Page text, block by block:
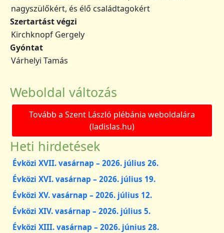
nagyszülőkért, és élő családtagokért
Szertartást végzi
Kirchknopf Gergely
Gyóntat
Várhelyi Tamás
Weboldal változás
Tovább a Szent László plébánia weboldalára
(ladislas.hu)
Heti hirdetések
Évközi XVII. vasárnap – 2026. július 26.
Évközi XVI. vasárnap – 2026. július 19.
Évközi XV. vasárnap – 2026. július 12.
Évközi XIV. vasárnap – 2026. július 5.
Évközi XIII. vasárnap – 2026. június 28.